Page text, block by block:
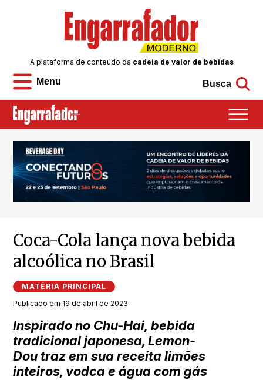
Menu
A plataforma de conteúdo da cadeia de valor de bebidas
Busca
Coca-Cola lança nova bebida
alcoólica no Brasil
MATÉRIA PRINCIPAL
Publicado em 19 de abril de 2023
Inspirado no Chu-Hai,bebida
tradicional japonesa, Lemon-
Dou trazem sua receita limões
inteiros, vodca e água com gás